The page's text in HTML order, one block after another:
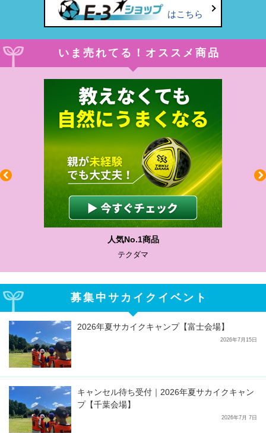
はこちら
いま売れてる！オススメ商品
人気No.1商品
テクダマ
募集中サカイクイベント
2026年夏サカイクキャンプ【富士会場】
2026年7月15日
キャンセル待ち受付｜2026年夏サカイクキャン
プ【千葉会場】
2026年7月 7日